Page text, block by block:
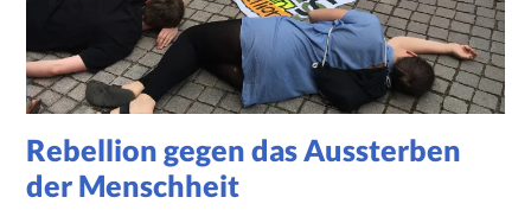
Rebellion gegen das Aussterben
der Menschheit